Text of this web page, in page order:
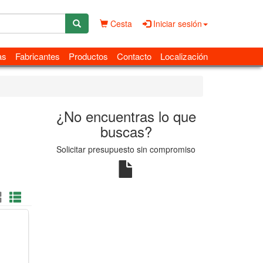
Cesta Iniciar sesión
Fabricantes Productos Contacto Localización
¿No encuentras lo que
buscas?
Solicitar presupuesto sin compromiso